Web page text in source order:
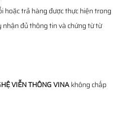
hoặc trả hàng được thực hiện trong
đủ thông tin và chứng từ từ
VIỄN THÔNG VINAkhông chấp